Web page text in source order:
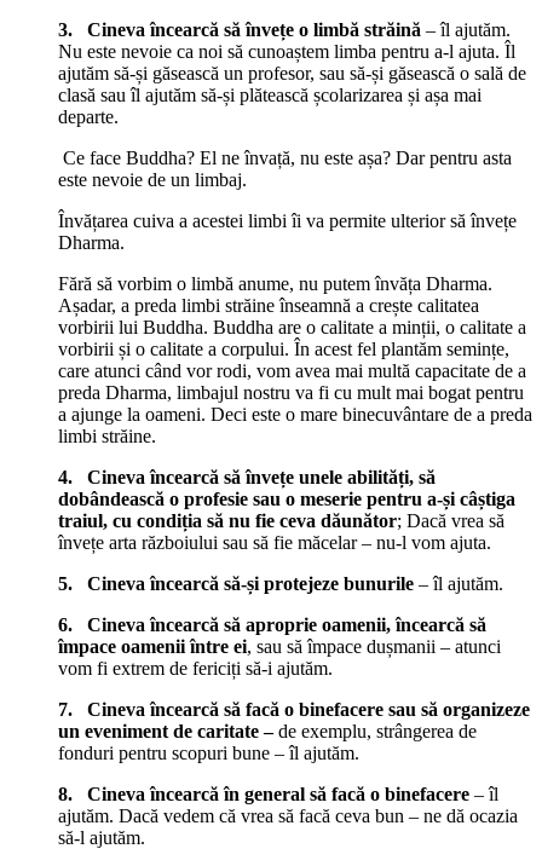
3. Cineva încearcă să învețe o limbă străină – îl ajutăm.
Nu este nevoie ca noi să cunoaștem limba pentru a-l ajuta. Îl
ajutăm să-și găsească un profesor, sau să-și găsească o sală de
clasă sau îl ajutăm să-și plătească școlarizarea și așa mai
departe.
Ce face Buddha? El ne învață, nu este așa? Dar pentru asta
este nevoie de un limbaj.
Învățarea cuiva a acestei limbi îi va permite ulterior să învețe
Dharma.
Fără să vorbim o limbă anume, nu putem învăța Dharma.
Așadar, a preda limbi străine înseamnă a crește calitatea
vorbirii lui Buddha. Buddha are o calitate a minții, o calitate a
vorbirii și o calitate a corpului. În acest fel plantăm semințe,
care atunci când vor rodi, vom avea mai multă capacitate de a
preda Dharma, limbajul nostru va fi cu mult mai bogat pentru
a ajunge la oameni. Deci este o mare binecuvântare de a preda
limbi străine.
4. Cineva încearcă să învețe unele abilități, să
dobândească o profesie sau o meserie pentru a-și câștiga
traiul, cu condiția să nu fie ceva dăunător; Dacă vrea să
învețe arta războiului sau să fie măcelar – nu-l vom ajuta.
5. Cineva încearcă să-și protejeze bunurile – îl ajutăm.
6. Cineva încearcă să aproprie oamenii, încearcă să
împace oamenii între ei, sau să împace dușmanii – atunci
vom fi extrem de fericiți să-i ajutăm.
7. Cineva încearcă să facă o binefacere sau să organizeze
un eveniment de caritate –de exemplu, strângerea de
fonduri pentru scopuri bune – îl ajutăm.
8. Cineva încearcă în general să facă o binefacere – îl
ajutăm. Dacă vedem că vrea să facă ceva bun – ne dă ocazia
să-l ajutăm.